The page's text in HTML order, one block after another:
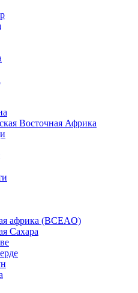
Восточная Африка
африка (BCEAO)
Сахара